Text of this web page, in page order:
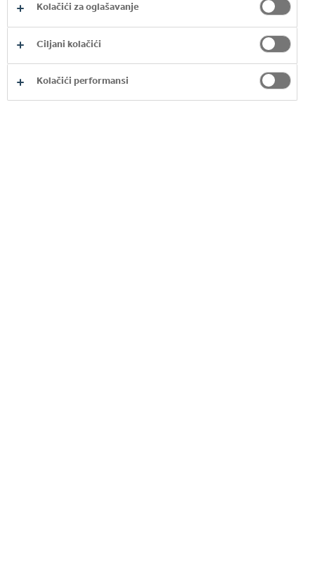
Kolačići za oglašavanje
Ciljani kolačići
Kolačići performansi